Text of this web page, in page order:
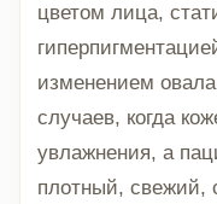
цветом лица,
изменением
случаев, когда
увлажнения, а
плотный, свежий,